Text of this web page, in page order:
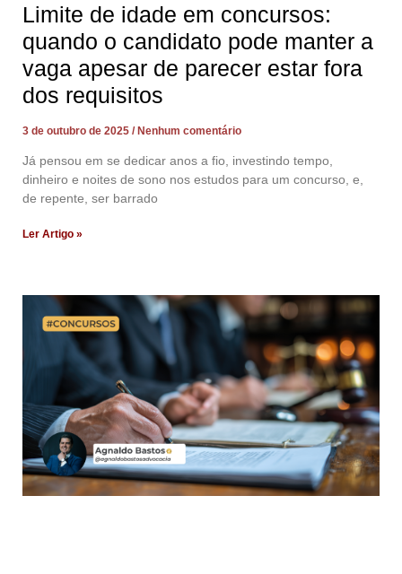
Limite de idade em concursos:
quando o candidato pode manter a
vaga apesar de parecer estar fora
dos requisitos
3 de outubro de 2025 Nenhum comentário
Já pensou em se dedicar anos a fio, investindo tempo,
dinheiro e noites de sono nos estudos para um concurso, e,
de repente, ser barrado
Ler Artigo »